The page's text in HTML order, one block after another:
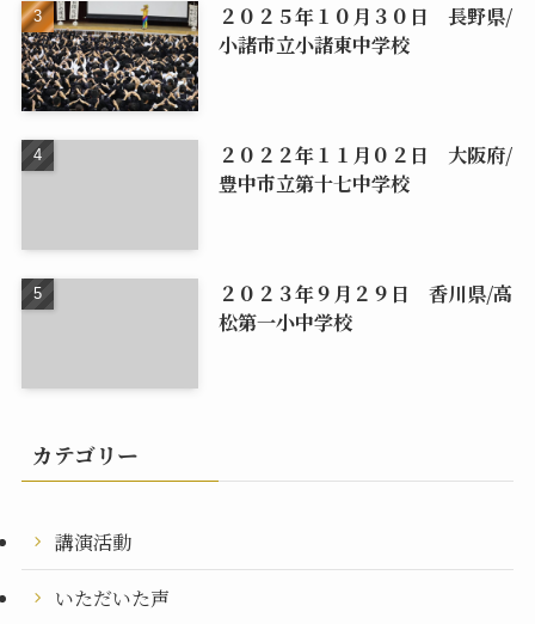
２０２５年１０月３０日 長野県/
小諸市立小諸東中学校
２０２２年１１月０２日 大阪府/
豊中市立第十七中学校
２０２３年９月２９日 香川県/高
松第一小中学校
カテゴリー
講演活動
いただいた声